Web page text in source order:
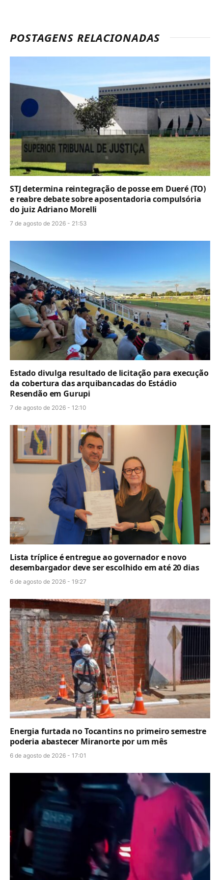
POSTAGENS RELACIONADAS
STJ determina reintegração de posse em Dueré (TO)
e reabre debate sobre aposentadoria compulsória
do juiz Adriano Morelli
7 de agosto de 2026 - 21:53
Estado divulga resultado de licitação para execução
da cobertura das arquibancadas do Estádio
Resendão em Gurupi
7 de agosto de 2026 - 12:10
Lista tríplice é entregue ao governador e novo
desembargador deve ser escolhido em até 20 dias
6 de agosto de 2026 - 19:27
Energia furtada no Tocantins no primeiro semestre
poderia abastecer Miranorte por um mês
6 de agosto de 2026 - 17:01